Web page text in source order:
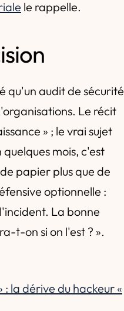
le rappelle.
qu'un audit de sécurité
Le récit
» ; le vrai sujet
mois, c'est
papier plus que de
optionnelle :
La bonne
t-on si on l'est ? ».
la dérive du hackeur «